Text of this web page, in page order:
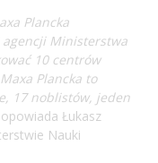
Plancka
Ministerstwa
10 centrów
Plancka to
17 noblistów, jeden
opowiada Łukasz
Nauki